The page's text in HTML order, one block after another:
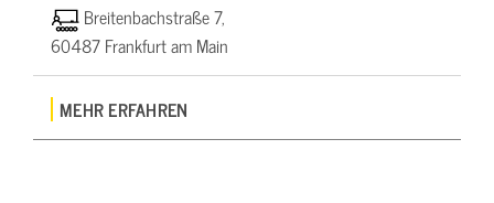
Breitenbachstraße 7,
60487 Frankfurt am Main
MEHR ERFAHREN